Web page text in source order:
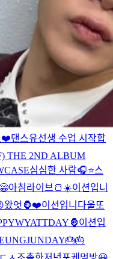
❤️댄스유선생 수업 시작합
THE 2ND ALBUM
심심한 사람🎧⭐️스
😁아침라이브🍞☀️이션입니
왔엇🦍❤️이션입니다울또
이션입
🎂